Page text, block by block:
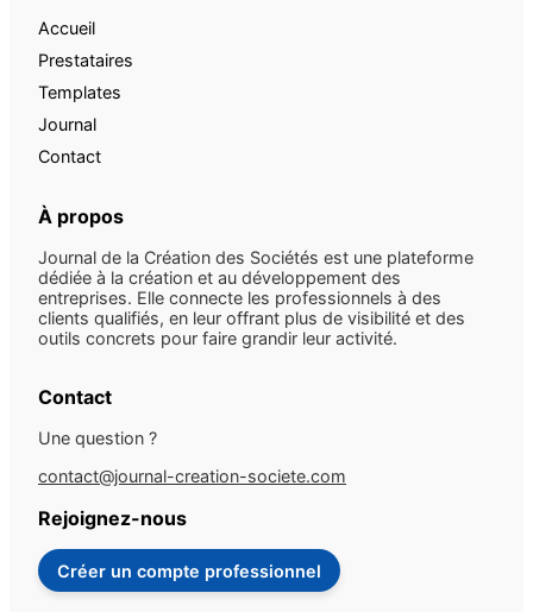
Accueil
Prestataires
Templates
Journal
Contact
À propos
Journal de la Création des Sociétés est une plateforme
dédiée à la création et au développement des
entreprises. Elle connecte les professionnels à des
clients qualifiés, en leur offrant plus de visibilité et des
outils concrets pour faire grandir leur activité.
Contact
Une question ?
contact@journal-creation-societe.com
Rejoignez-nous
Créer un compte professionnel